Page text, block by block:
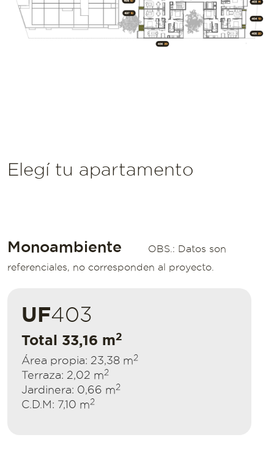
Elegí tu apartamento
Monoambiente
OBS.: Datos son
referenciales, no corresponden al proyecto.
UF403
Total 33,16 m2
Área propia: 23,38 m2
Terraza: 2,02 m2
Jardinera: 0,66 m2
C.D.M: 7,10 m2